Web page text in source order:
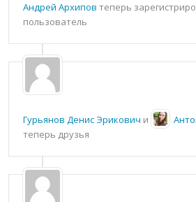
Андрей Архипов теперь
пользователь
Гурьянов Денис Эрикович и
теперь друзья